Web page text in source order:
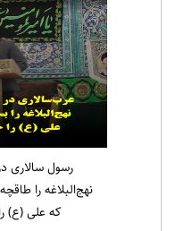
رسول سالاری
نهج‌البلاغه را
که علی (ع)